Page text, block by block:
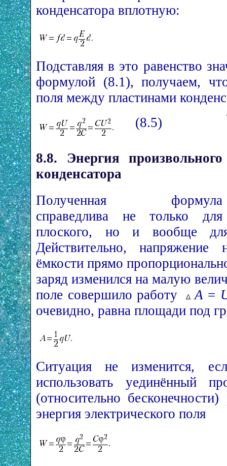
конденсатора вплотную:
Подставляя в это равенство
формулой (8.1), получаем, что
поля между пластинами
(8.5)
8.8. Энергия произвольного
конденсатора
Полученная формула
справедлива не только для
плоского, но и вообще
Действительно, напряжение
ёмкости прямо
заряд изменился на малую
поле совершило работу
А=
очевидно, равна площади под
Ситуация не изменится,
использовать уединённый
(относительно
энергия электрического поля